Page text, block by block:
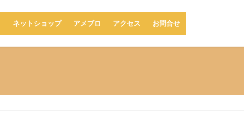
ネットショップ アメブロ アクセス お問合せ